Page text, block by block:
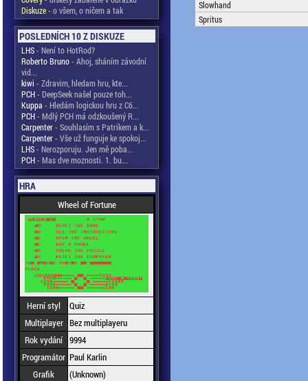
Diskuze- o všem, o ničem a tak
POSLEDNÍCH 10 Z DISKUZE
LHS- Není to HotRod?
Roberto Bruno- Ahoj, sháním závodní
vid...
kiwi - Zdravim, hledam hru, kte...
PCH- DeepSeek našel pouze toh...
Kuppa - Hledám logickou hru z C6...
PCH- Mdlý PCH má odzkoušený R...
Carpenter- Souhlasím s Patrikem a k...
Carpenter- Vše už funguje ke spokoj...
LHS- Nerozporuju. Jen mě poba...
PCH- Mas dve moznosti. 1. bu...
HRA
Wheel of Fortune
Herní styl
Quiz
Multiplayer Bez multiplayeru
Rok vydání 9994
Programátor Paul Karlin
Grafik
(Unknown)
Slowhand
Spritus